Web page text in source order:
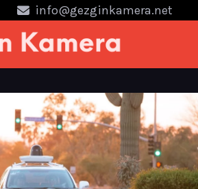
info@gezginkamera.net